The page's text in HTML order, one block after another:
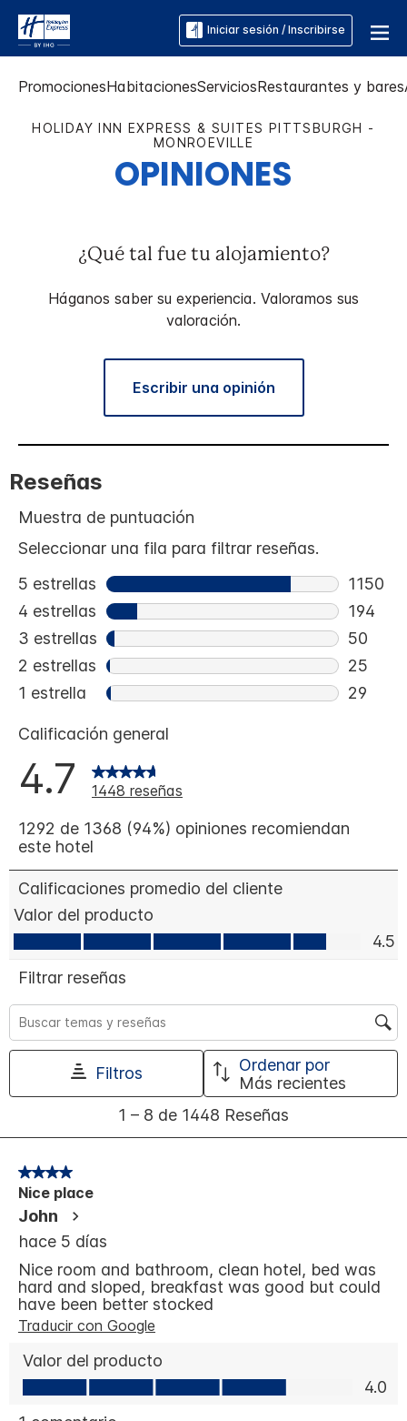
Iniciar sesión / Inscribirse
PromocionesHabitacionesServiciosRestaurantes y bares
HOLIDAY INN EXPRESS & SUITES PITTSBURGH -
MONROEVILLE
OPINIONES
¿Qué tal fue tu alojamiento?
Háganos saber su experiencia. Valoramos sus
valoración.
Escribir una opinión